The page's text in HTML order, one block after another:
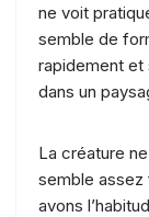
ne voit
semble de
rapidement et
dans un
La créature
semble assez
avons